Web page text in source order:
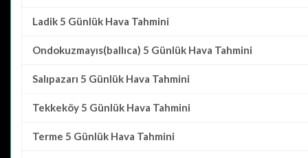
Ladik 5 Günlük Hava Tahmini
Ondokuzmayıs(ballıca) 5 Günlük Hava Tahmini
Salıpazarı 5 Günlük Hava Tahmini
Tekkeköy 5 Günlük Hava Tahmini
Terme 5 Günlük Hava Tahmini